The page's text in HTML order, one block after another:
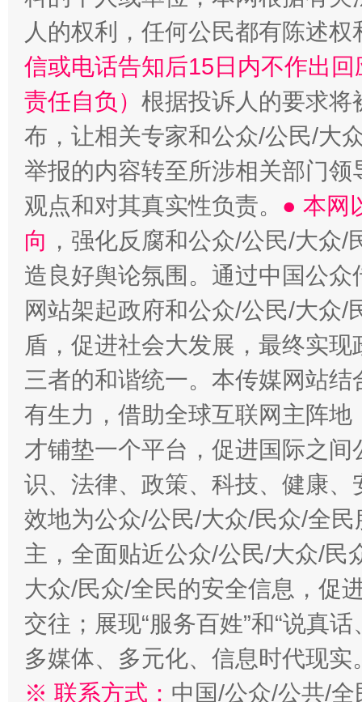
人的权利，任何公民都有陈述
信或电话告知后15日内不作出
责任自负） 根据投诉人的要求将
布，让相关专家和公众/公民/大
举报的内容转至所涉相关部门
观点和对其真实性负责。 ● 本网
向 ，强化反腐和公众/公民/大众
造良好舆论氛围。通过中国公
网站架起政府和公众/公民/大众
盾，促进社会大发展，最终实
三者的和谐统一。本传媒网站
有生力，借助全球互联网主阵
才铺垫一个平台，促进国际之
识、法律、政策、科技、健康
效地为公众/公民/大众/民众/全
主，全面贴近公众/公民/大众/民
大众/民众/全民的安全信息，促
交往；展现“服务百姓”和“说真
多媒体、多元化、信息时代现实
※ 联系方式： 中国/公众/公共/